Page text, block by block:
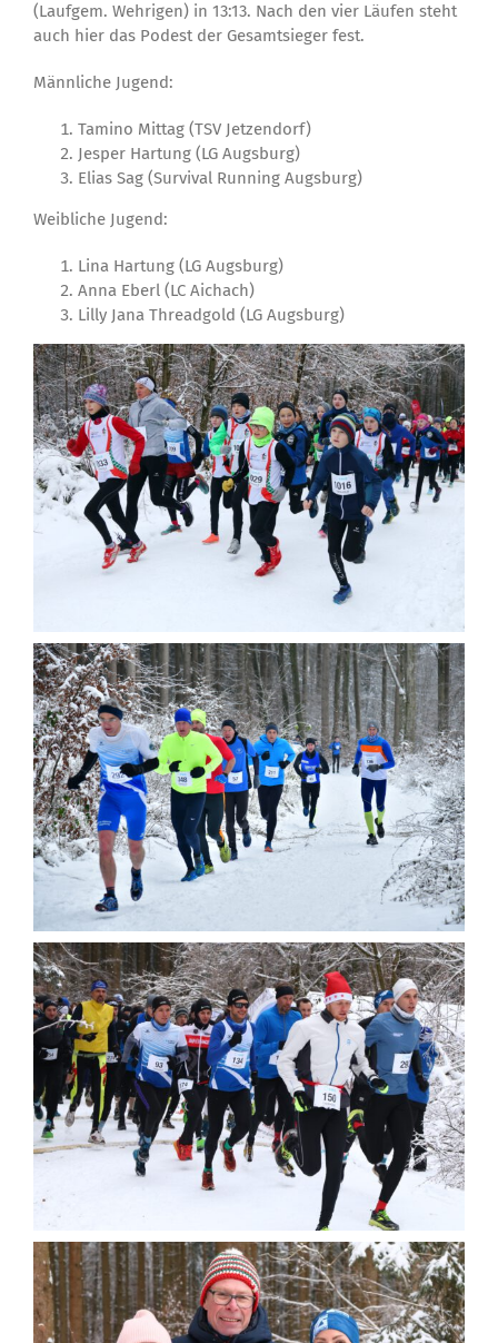
(Laufgem. Wehrigen) in 13:13. Nach den vier Läufen steht
auch hier das Podest der Gesamtsieger fest.
Männliche Jugend:
Tamino Mittag (TSV Jetzendorf)
Jesper Hartung (LG Augsburg)
Elias Sag (Survival Running Augsburg)
Weibliche Jugend:
Lina Hartung (LG Augsburg)
Anna Eberl (LC Aichach)
Lilly Jana Threadgold (LG Augsburg)